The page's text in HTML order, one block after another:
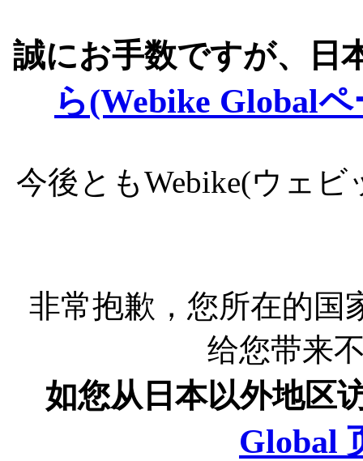
誠にお手数ですが、日
ら(Webike Global
今後ともWebike(ウェ
非常抱歉，您所在的国
给您带来
如您从日本以外地区
Global